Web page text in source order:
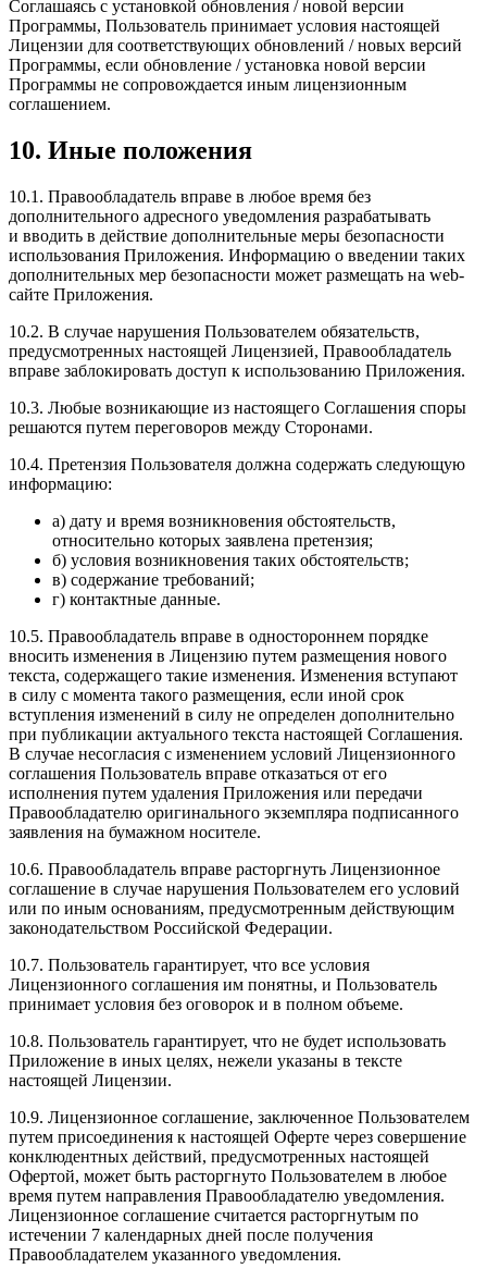
Соглашаясь с установкой обновления / новой версии
Программы, Пользователь принимает условия настоящей
Лицензии для соответствующих обновлений / новых версий
Программы, если обновление / установка новой версии
Программы не сопровождается иным лицензионным
соглашением.
10. Иные положения
10.1. Правообладатель вправе в любое время без
дополнительного адресного уведомления разрабатывать
и вводить в действие дополнительные меры безопасности
использования Приложения. Информацию о введении таких
дополнительных мер безопасности может размещать на web-
сайте Приложения.
10.2. В случае нарушения Пользователем обязательств,
предусмотренных настоящей Лицензией, Правообладатель
вправе заблокировать доступ к использованию Приложения.
10.3. Любые возникающие из настоящего Соглашения споры
решаются путем переговоров между Сторонами.
10.4. Претензия Пользователя должна содержать следующую
информацию:
а) дату и время возникновения обстоятельств,
относительно которых заявлена претензия;
б) условия возникновения таких обстоятельств;
в) содержание требований;
г) контактные данные.
10.5. Правообладатель вправе в одностороннем порядке
вносить изменения в Лицензию путем размещения нового
текста, содержащего такие изменения. Изменения вступают
в силу с момента такого размещения, если иной срок
вступления изменений в силу не определен дополнительно
при публикации актуального текста настоящей Соглашения.
В случае несогласия с изменением условий Лицензионного
соглашения Пользователь вправе отказаться от его
исполнения путем удаления Приложения или передачи
Правообладателю оригинального экземпляра подписанного
заявления на бумажном носителе.
10.6. Правообладатель вправе расторгнуть Лицензионное
соглашение в случае нарушения Пользователем его условий
или по иным основаниям, предусмотренным действующим
законодательством Российской Федерации.
10.7. Пользователь гарантирует, что все условия
Лицензионного соглашения им понятны, и Пользователь
принимает условия без оговорок и в полном объеме.
10.8. Пользователь гарантирует, что не будет использовать
Приложение в иных целях, нежели указаны в тексте
настоящей Лицензии.
10.9. Лицензионное соглашение, заключенное Пользователем
путем присоединения к настоящей Оферте через совершение
конклюдентных действий, предусмотренных настоящей
Офертой, может быть расторгнуто Пользователем в любое
время путем направления Правообладателю уведомления.
Лицензионное соглашение считается расторгнутым по
истечении 7 календарных дней после получения
Правообладателем указанного уведомления.